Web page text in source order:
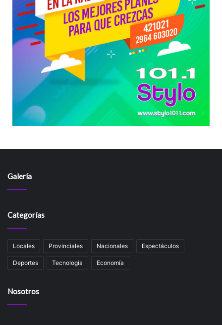
Galería
Categorías
Locales Provinciales Nacionales Espectáculos
Deportes Tecnología Economía
Nosotros